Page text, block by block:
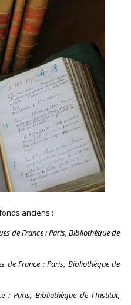
anciens :
de France : Paris, Bibliothèque de
de France : Paris, Bibliothèque de
: Paris, Bibliothèque de l'Institut,